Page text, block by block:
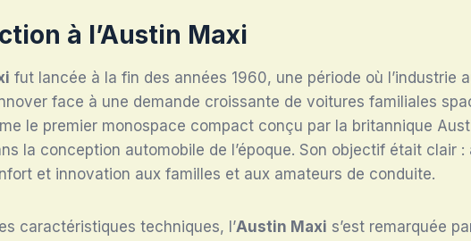
à l’Austin Maxi
fut lancée à la fin des années 1960, une période où l’industrie
face à une demande croissante de voitures familiales
le premier monospace compact conçu par la britannique
la conception automobile de l’époque. Son objectif était clair :
et innovation aux familles et aux amateurs de conduite.
caractéristiques techniques, l’Austin Maxi s’est remarquée